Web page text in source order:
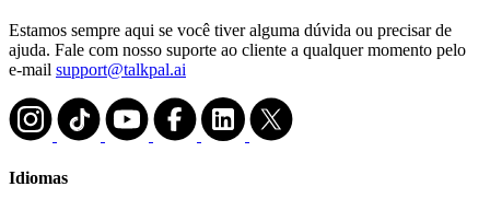
Estamos sempre aqui se você tiver alguma dúvida ou precisar de
ajuda. Fale com nosso suporte ao cliente a qualquer momento pelo
e-mail support@talkpal.ai
Idiomas